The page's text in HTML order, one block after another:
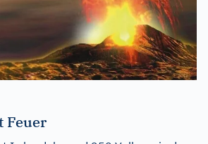
Feuer